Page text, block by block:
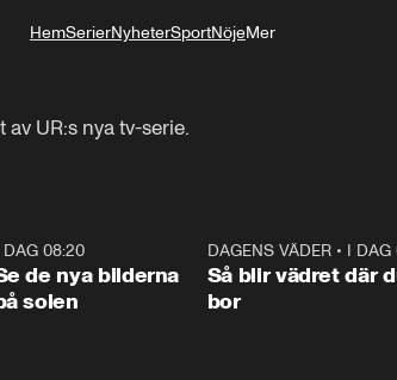
HemSerierNyheterSportNöjeMer
UR:s nya tv-serie.
DAG 08:20
de nya bilderna
solen
DAGENS VÄDER• I DAG
Så blir vädret där
bor